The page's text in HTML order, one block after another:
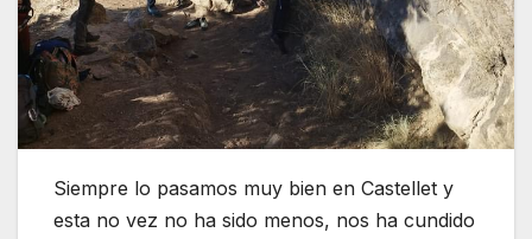
Siempre lo pasamos muy bien en Castellet y
esta no vez no ha sido menos, nos ha cundido